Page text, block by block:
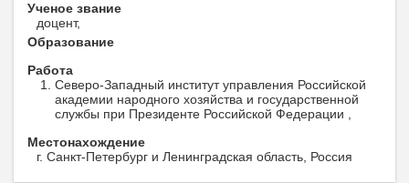
Ученое звание
доцент,
Образование
Работа
Северо-Западный институт управления Российской
академии народного хозяйства и государственной
службы при Президенте Российской Федерации ,
Местонахождение
г. Санкт-Петербург и Ленинградская область, Россия